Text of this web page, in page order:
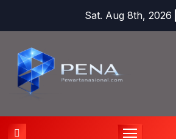
Sat. Aug 8th, 2026